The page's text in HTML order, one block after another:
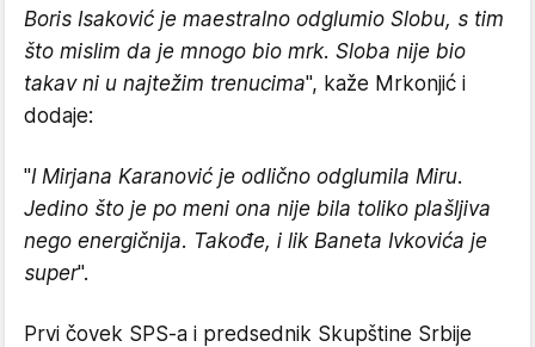
Boris Isaković je maestralno odglumio Slobu, s tim
što mislim da je mnogo bio mrk. Sloba nije bio
takav ni u najtežim trenucima", kaže Mrkonjić i
dodaje:
"I Mirjana Karanović je odlično odglumila Miru.
Jedino što je po meni ona nije bila toliko plašljiva
nego energičnija. Takođe, i lik Baneta Ivkovića je
super".
Prvi čovek SPS-a i predsednik Skupštine Srbije